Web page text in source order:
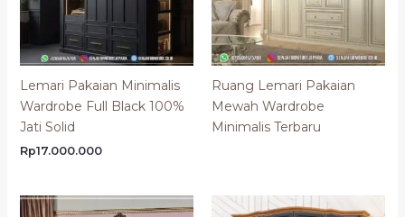
Lemari Pakaian Minimalis
Wardrobe Full Black 100%
Jati Solid
Rp17.000.000
Ruang Lemari Pakaian
Mewah Wardrobe
Minimalis Terbaru